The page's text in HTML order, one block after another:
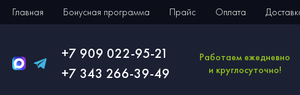
Главная Бонусная программа Прайс Оплата
+7 909 022-95-21
+7 343 266-39-49
Работаем ежедневно
и круглосуточно!